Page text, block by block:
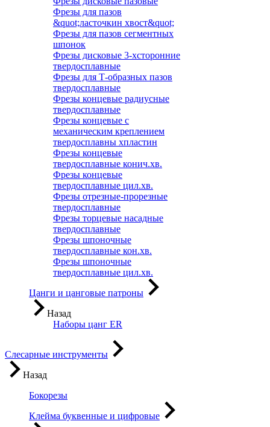
Фрезы для пазов
&quot;ласточкин хвост&quot;
Фрезы для пазов сегментных
шпонок
Фрезы дисковые 3-хсторонние
твердосплавные
Фрезы для Т-образных пазов
твердосплавные
Фрезы концевые радиусные
твердосплавные
Фрезы концевые с
механическим креплением
твердосплавны хпластин
Фрезы концевые
твердосплавные конич.хв.
Фрезы концевые
твердосплавные цил.хв.
Фрезы отрезные-прорезные
твердосплавные
Фрезы торцевые насадные
твердосплавные
Фрезы шпоночные
твердосплавные кон.хв.
Фрезы шпоночные
твердосплавные цил.хв.
Цанги и цанговые патроны
Назад
Наборы цанг ER
Слесарные инструменты
Назад
Бокорезы
Клейма буквенные и цифровые